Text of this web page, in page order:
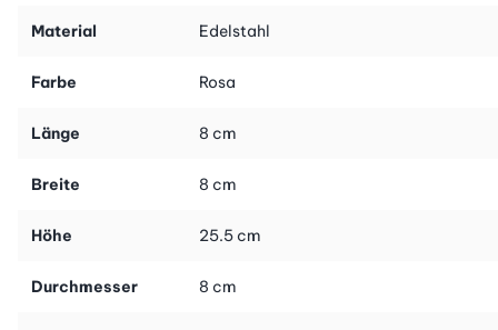
Berge, im Schwimmbad oder unterwegs auf Reisen. Der Deckel
Material Edelstahl
Farbe Rosa
Länge 8 cm
Breite 8 cm
Höhe 25.5 cm
Durchmesser 8 cm